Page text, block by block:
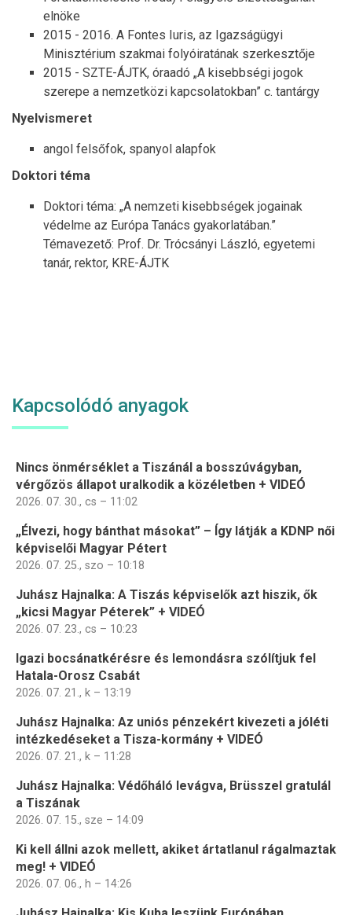
elnöke
2015 - 2016. A Fontes Iuris, az Igazságügyi
Minisztérium szakmai folyóiratának szerkesztője
2015 - SZTE-ÁJTK, óraadó „A kisebbségi jogok
szerepe a nemzetközi kapcsolatokban” c. tantárgy
Nyelvismeret
angol felsőfok, spanyol alapfok
Doktori téma
Doktori téma: „A nemzeti kisebbségek jogainak
védelme az Európa Tanács gyakorlatában.”
Témavezető: Prof. Dr. Trócsányi László, egyetemi
tanár, rektor, KRE-ÁJTK
Kapcsolódó anyagok
Nincs önmérséklet a Tiszánál a bosszúvágyban,
vérgőzös állapot uralkodik a közéletben + VIDEÓ
2026. 07. 30., cs – 11:02
„Élvezi, hogy bánthat másokat” – Így látják a KDNP női
képviselői Magyar Pétert
2026. 07. 25., szo – 10:18
Juhász Hajnalka: A Tiszás képviselők azt hiszik, ők
„kicsi Magyar Péterek” + VIDEÓ
2026. 07. 23., cs – 10:23
Igazi bocsánatkérésre és lemondásra szólítjuk fel
Hatala-Orosz Csabát
2026. 07. 21., k – 13:19
Juhász Hajnalka: Az uniós pénzekért kivezeti a jóléti
intézkedéseket a Tisza-kormány + VIDEÓ
2026. 07. 21., k – 11:28
Juhász Hajnalka: Védőháló levágva, Brüsszel gratulál
a Tiszának
2026. 07. 15., sze – 14:09
Ki kell állni azok mellett, akiket ártatlanul rágalmaztak
meg! + VIDEÓ
2026. 07. 06., h – 14:26